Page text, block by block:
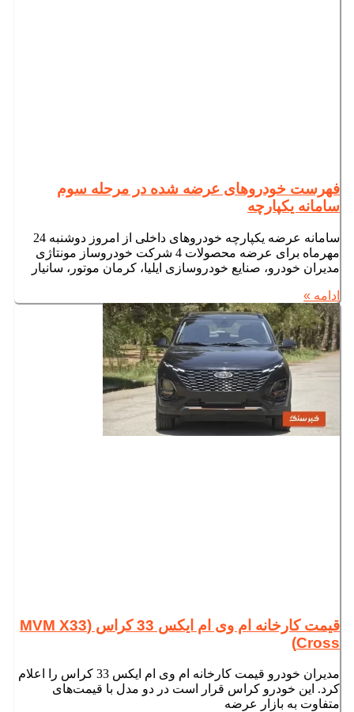
فهرست خودروهای عرضه شده در مرحله سوم
سامانه یکپارچه
سامانه عرضه یکپارچه خودروهای داخلی از امروز دوشنبه 24
مهرماه برای عرضه محصولات 4 شرکت خودروساز مونتاژی
مدیران خودرو، صنایع خودروسازی ایلیا، کرمان موتور، سانیار
ادامه »
قیمت کارخانه ام وی ام ایکس 33 کراس (MVM X33
Cross)
مدیران خودرو قیمت کارخانه ام وی ام ایکس 33 کراس را اعلام
کرد. این خودرو کراس قرار است در دو مدل با قیمت‌های
متفاوت به بازار عرضه